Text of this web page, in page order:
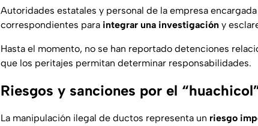
Autoridades estatales y personal de la empresa
correspondientes para integrar una investigación y
Hasta el momento, no se han reportado detenciones
que los peritajes permitan determinar responsabilidades.
Riesgos y sanciones por el
La manipulación ilegal de ductos representa un riesgo